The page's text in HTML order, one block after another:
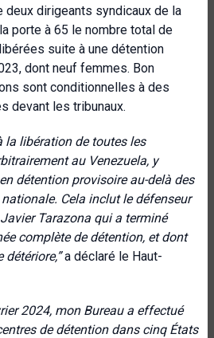
deux dirigeants syndicaux de la
porte à 65 le nombre total de
suite à une détention
dont neuf femmes. Bon
sont conditionnelles à des
devant les tribunaux.
la libération de toutes les
au Venezuela, y
détention provisoire au-delà des
Cela inclut le défenseur
Tarazona qui a terminé
complète de détention, et dont
détériore,”a déclaré le Haut-
2024, mon Bureau a effectué
de détention dans cinq États